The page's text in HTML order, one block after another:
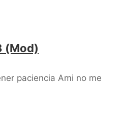
(Mod)
paciencia Ami no me